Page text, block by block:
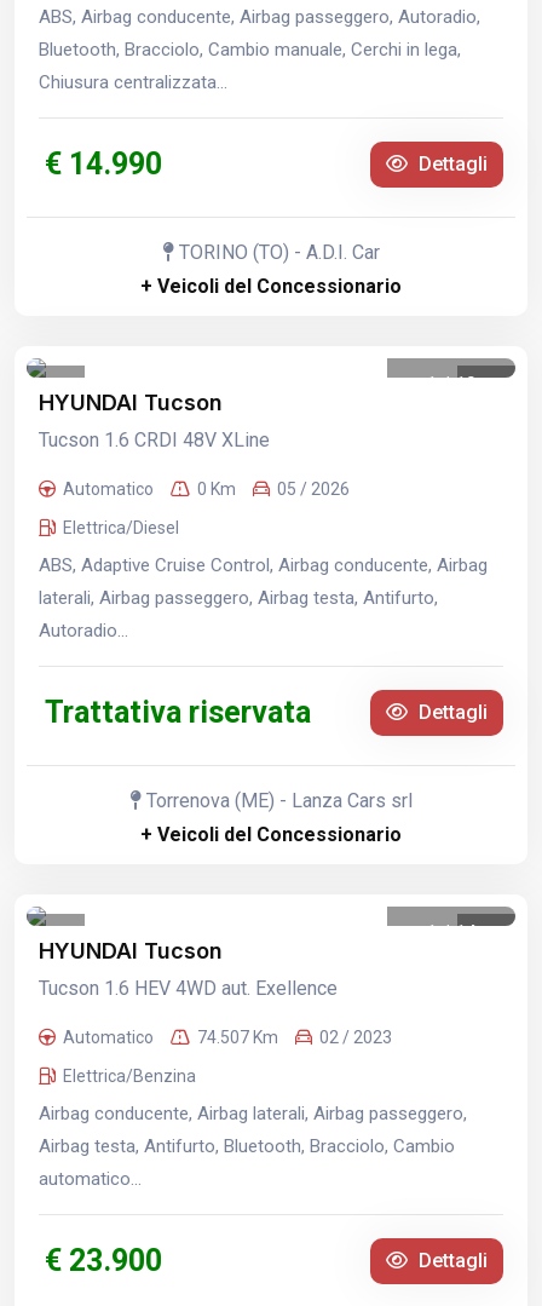
ABS, Airbag conducente, Airbag passeggero, Autoradio,
Bluetooth, Bracciolo, Cambio manuale, Cerchi in lega,
Chiusura centralizzata...
€ 14.990 Dettagli
TORINO (TO) - A.D.I. Car
+ Veicoli del Concessionario
1 /19
HYUNDAI Tucson
Tucson 1.6 CRDI 48V XLine
Automatico 0 Km
05 / 2026
Elettrica/Diesel
ABS, Adaptive Cruise Control, Airbag conducente, Airbag
laterali, Airbag passeggero, Airbag testa, Antifurto,
Autoradio...
Trattativa riservata Dettagli
Torrenova (ME) - Lanza Cars srl
+ Veicoli del Concessionario
1 /14
HYUNDAI Tucson
Tucson 1.6 HEV 4WD aut. Exellence
Automatico 74.507 Km
02 / 2023
Elettrica/Benzina
Airbag conducente, Airbag laterali, Airbag passeggero,
Airbag testa, Antifurto, Bluetooth, Bracciolo, Cambio
automatico...
€ 23.900 Dettagli